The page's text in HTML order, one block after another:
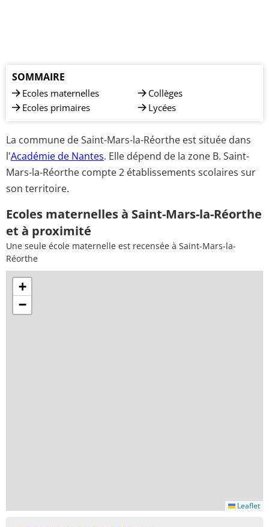
SOMMAIRE
Ecoles maternelles
Ecoles primaires
Collèges
Lycées
La commune de Saint-Mars-la-Réorthe est située dans
l'Académie de Nantes. Elle dépend de la zone B. Saint-
Mars-la-Réorthe compte 2 établissements scolaires sur
son territoire.
Ecoles maternelles à Saint-Mars-la-Réorthe
et à proximité
Une seule école maternelle est recensée à Saint-Mars-la-
Réorthe
+
−
Leaflet